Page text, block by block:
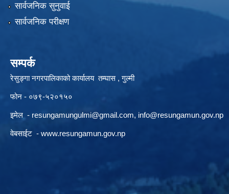
सार्वजनिक सुनुवाई
सार्वजनिक परीक्षण
सम्पर्क
रेसुङ्गा नगरपालिकाको कार्यालय तम्घास , गुल्मी
फोन - ०७९-५२०१५०
इमेल - resungamungulmi@gmail.com, info@resungamun.gov.np
वेबसाईट - www.resungamun.gov.np